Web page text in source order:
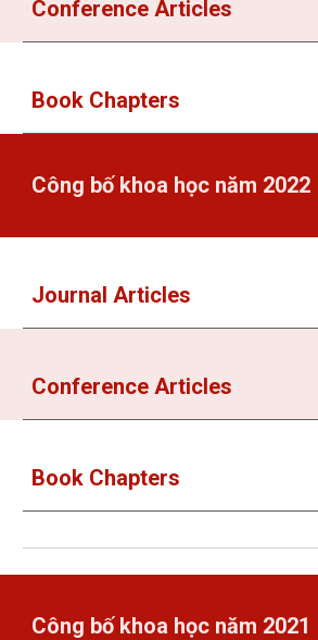
Conference Articles
Book Chapters
Công bố khoa học năm 2022
Journal Articles
Conference Articles
Book Chapters
Công bố khoa học năm 2021